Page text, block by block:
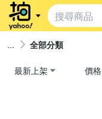
全部分類
最新上架 價格